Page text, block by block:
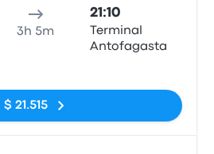
3h 5m
21:10
Terminal
Antofagasta
$ 21.515